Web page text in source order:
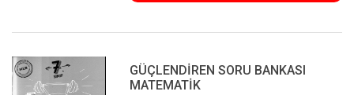
GÜÇLENDİREN SORU BANKASI
MATEMATİK